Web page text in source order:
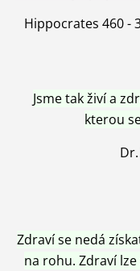
Hippocrates 460 -
Jsme tak živí a
kterou
Zdraví se nedá
na rohu. Zdraví